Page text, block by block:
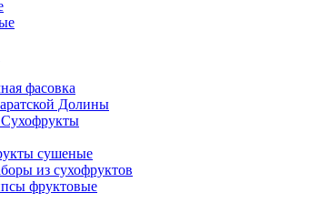
фасовка
Долины
сушеные
из сухофруктов
фруктовые